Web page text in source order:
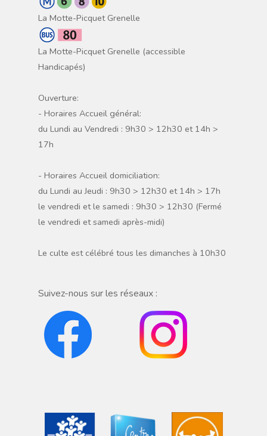
La Motte-Picquet Grenelle
La Motte-Picquet Grenelle (accessible
Handicapés)
Ouverture:
- Horaires Accueil général:
du Lundi au Vendredi : 9h30 > 12h30 et 14h >
17h
- Horaires Accueil domiciliation:
du Lundi au Jeudi : 9h30 > 12h30 et 14h > 17h
le vendredi et le samedi : 9h30 > 12h30 (Fermé
le vendredi et samedi après-midi)
Le culte est célébré tous les dimanches à 10h30
Suivez-nous sur les réseaux :